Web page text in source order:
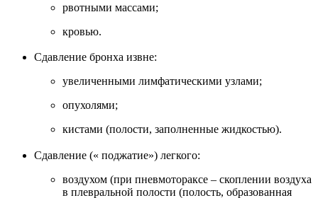
рвотными массами;
кровью.
Сдавление бронха извне:
увеличенными лимфатическими узлами;
опухолями;
кистами (полости, заполненные жидкостью).
Сдавление (« поджатие») легкого:
воздухом (при пневмотораксе – скоплении воздуха
в плевральной полости (полость, образованная